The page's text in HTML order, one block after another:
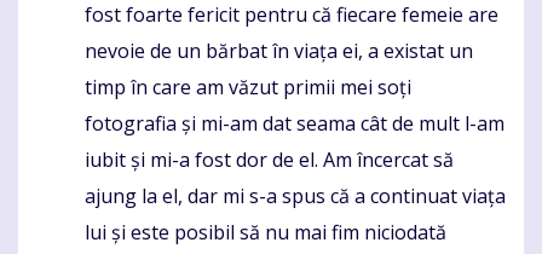
fost foarte fericit pentru că fiecare femeie are
nevoie de un bărbat în viața ei, a existat un
timp în care am văzut primii mei soți
fotografia și mi-am dat seama cât de mult l-am
iubit și mi-a fost dor de el. Am încercat să
ajung la el, dar mi s-a spus că a continuat viața
lui și este posibil să nu mai fim niciodată